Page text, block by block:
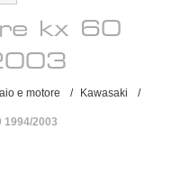
kx 60
e motore / Kawasaki /
2003